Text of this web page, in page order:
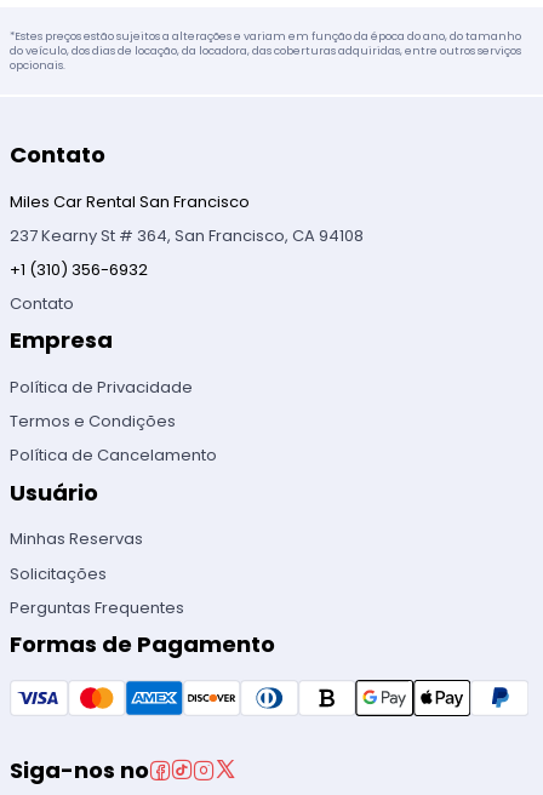
*Estes preços estão sujeitos a alterações e variam em função da época do ano, do tamanho
do veículo, dos dias de locação, da locadora, das coberturas adquiridas, entre outros serviços
opcionais.
Contato
Miles Car Rental San Francisco
237 Kearny St # 364, San Francisco, CA 94108
+1 (310) 356-6932
Contato
Empresa
Política de Privacidade
Termos e Condições
Política de Cancelamento
Usuário
Minhas Reservas
Solicitações
Perguntas Frequentes
Formas de Pagamento
Siga-nos no